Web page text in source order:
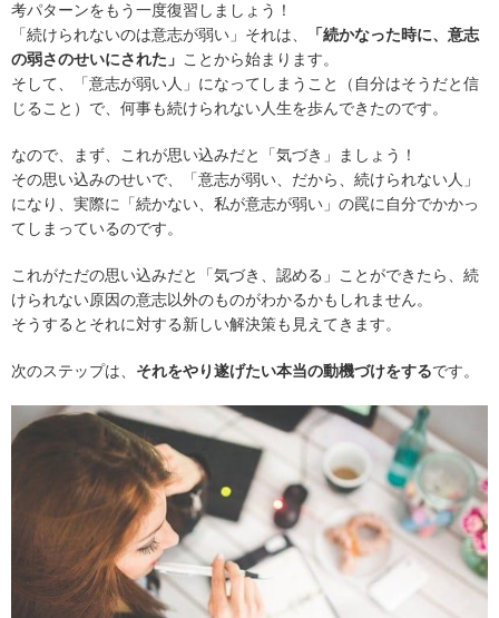
考パターンをもう一度復習しましょう！
「続けられないのは意志が弱い」それは、
「続かなった時に、意志
の弱さのせいにされた」 ことから始まります。
そして、「意志が弱い人」になってしまうこと（自分はそうだと信
じること）で、何事も続けられない人生を歩んできたのです。
なので、まず、これが思い込みだと「気づき」ましょう！
その思い込みのせいで、「意志が弱い、だから、続けられない人」
になり、実際に「続かない、私が意志が弱い」の罠に自分でかかっ
てしまっているのです。
これがただの思い込みだと「気づき、認める」ことができたら、続
けられない原因の意志以外のものがわかるかもしれません。
そうするとそれに対する新しい解決策も見えてきます。
次のステップは、 それをやり遂げたい本当の動機づけをするです。